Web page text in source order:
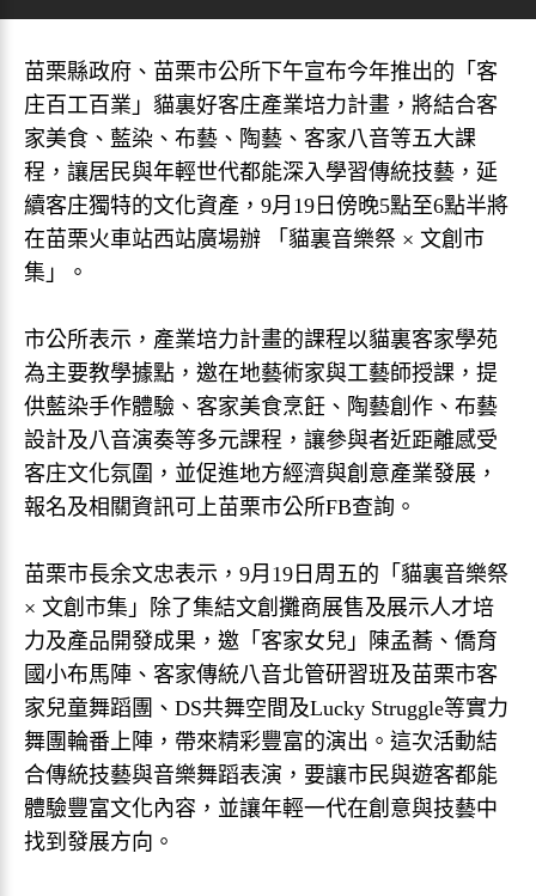
苗栗縣政府、苗栗市公所下午宣布今年推出的「客
庄百工百業」貓裏好客庄產業培力計畫，將結合客
家美食、藍染、布藝、陶藝、客家八音等五大課
程，讓居民與年輕世代都能深入學習傳統技藝，延
續客庄獨特的文化資產，9月19日傍晚5點至6點半將
在苗栗火車站西站廣場辦 「貓裏音樂祭 × 文創市
集」。
市公所表示，產業培力計畫的課程以貓裏客家學苑
為主要教學據點，邀在地藝術家與工藝師授課，提
供藍染手作體驗、客家美食烹飪、陶藝創作、布藝
設計及八音演奏等多元課程，讓參與者近距離感受
客庄文化氛圍，並促進地方經濟與創意產業發展，
報名及相關資訊可上苗栗市公所FB查詢。
苗栗市長余文忠表示，9月19日周五的「貓裏音樂祭
× 文創市集」除了集結文創攤商展售及展示人才培
力及產品開發成果，邀「客家女兒」陳孟蕎、僑育
國小布馬陣、客家傳統八音北管研習班及苗栗市客
家兒童舞蹈團、DS共舞空間及Lucky Struggle等實力
舞團輪番上陣，帶來精彩豐富的演出。這次活動結
合傳統技藝與音樂舞蹈表演，要讓市民與遊客都能
體驗豐富文化內容，並讓年輕一代在創意與技藝中
找到發展方向。